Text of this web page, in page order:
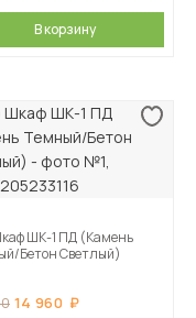
В корзину
ШК-1 ПД (Камень
Бетон Светлый)
14 960